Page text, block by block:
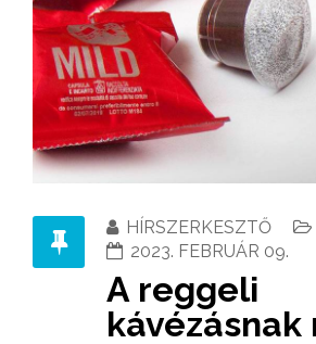
HÍRSZERKESZTŐ
2023. FEBRUÁR 09.
A reggeli
kávézásnak